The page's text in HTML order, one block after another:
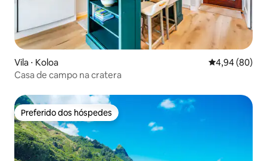
Vila ⋅ Koloa 4,94 de uma
4,94 (80)
Casa de campo na cratera
Preferido dos hóspedes
Preferido dos hóspedes